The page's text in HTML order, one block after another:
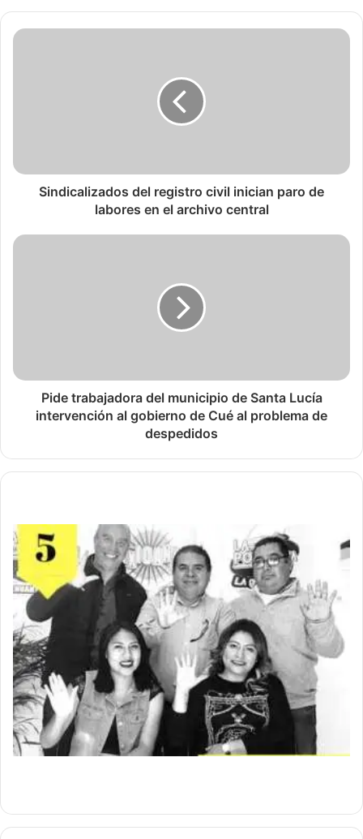
Sindicalizados del registro civil inician paro de
labores en el archivo central
Pide trabajadora del municipio de Santa Lucía
intervención al gobierno de Cué al problema de
despedidos